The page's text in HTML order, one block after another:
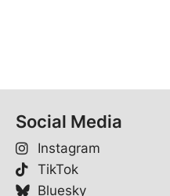
Social Media
Instagram
TikTok
Bluesky